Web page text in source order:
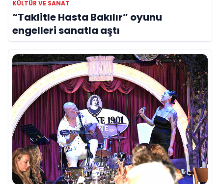
KÜLTÜR VE SANAT
“Taklitle Hasta Bakılır” oyunu
engelleri sanatla aştı